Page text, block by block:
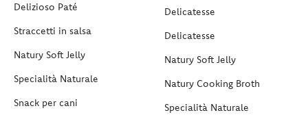
Delizioso Paté
Straccetti in salsa
Natury Soft Jelly
Specialità Naturale
Snack per cani
Delicatesse
Delicatesse
Natury Soft Jelly
Natury Cooking Broth
Specialità Naturale